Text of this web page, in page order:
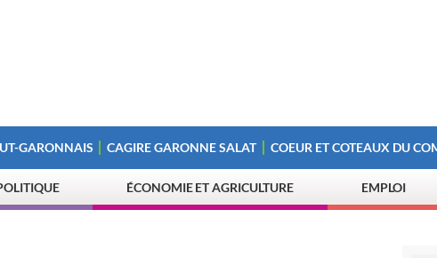
GARONNAIS CAGIRE GARONNE SALAT COEUR ET COTEAUX DU
ÉCONOMIE ET AGRICULTURE EMPLOI